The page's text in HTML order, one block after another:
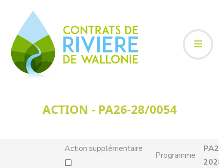
ACTION - PA26-28/0054
Action supplémentaire
Programme